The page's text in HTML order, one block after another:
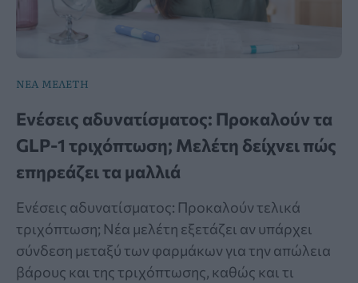
ΝΕΑ ΜΕΛΕΤΗ
Ενέσεις αδυνατίσματος: Προκαλούν τα
GLP-1 τριχόπτωση; Μελέτη δείχνει πώς
επηρεάζει τα μαλλιά
Ενέσεις αδυνατίσματος: Προκαλούν τελικά
τριχόπτωση; Νέα μελέτη εξετάζει αν υπάρχει
σύνδεση μεταξύ των φαρμάκων για την απώλεια
βάρους και της τριχόπτωσης, καθώς και τι